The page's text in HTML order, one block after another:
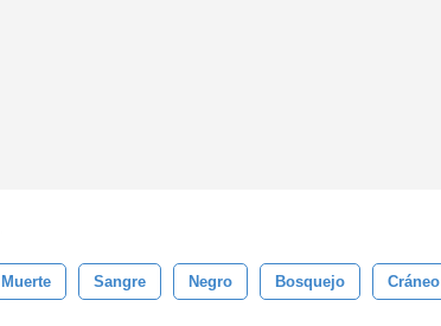
Muerte Sangre Negro Bosquejo Cráneo